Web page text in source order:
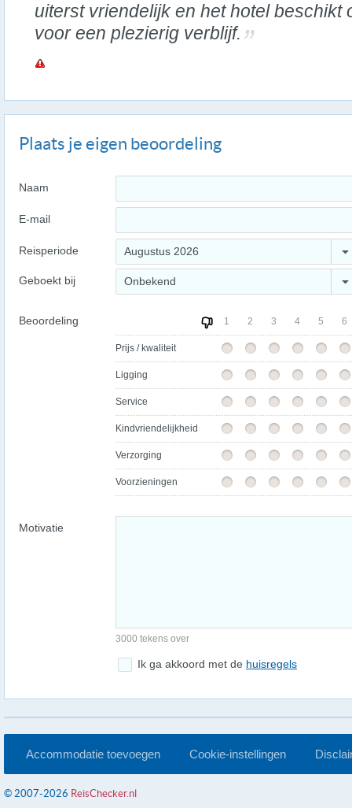
uiterst vriendelijk en het hotel beschikt
voor een plezierig verblijf.
Plaats je eigen beoordeling
Naam
E-mail
Reisperiode Augustus 2026
Geboekt bij Onbekend
Beoordeling 1 2 3 4 5 6
Prijs / kwaliteit
Ligging
Service
Kindvriendelijkheid
Verzorging
Voorzieningen
Motivatie
3000 tekens over
Ik ga akkoord met de huisregels
Accommodatie toevoegen Cookie-instellingen
© 2007-2026 ReisChecker.nl